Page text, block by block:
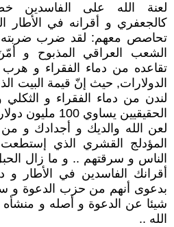
لعنة الله على الفاسدين
كالجعفري و أقرانه في الأطار
تحاصص معهم: لقد ضرب ضربته
الشعب العراقي المذبوح و
تقاعده من دماء الفقراء و
الدولارات, حيث إنّ قيمة البيت
لندن من دماء الفقراء و الثكلي
الحقيقيين يساوي 100 مليون دولار أمريكي!؟
لعن الله والديك و أجدادك و
المؤدلج القشري الذي
الناس و سرقتهم .. و ما زال
أقرانك الفاسدين في الأطار و
بدعوى أنهم من حزب الدعوة و
شيئا عن الدعوة و أصله و
الله ..